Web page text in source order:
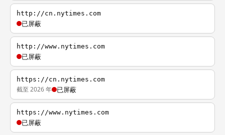
http://cn.nytimes.com
已屏蔽
http://www.nytimes.com
已屏蔽
https://cn.nytimes.com
截至 2026 年 已屏蔽
https://www.nytimes.com
已屏蔽